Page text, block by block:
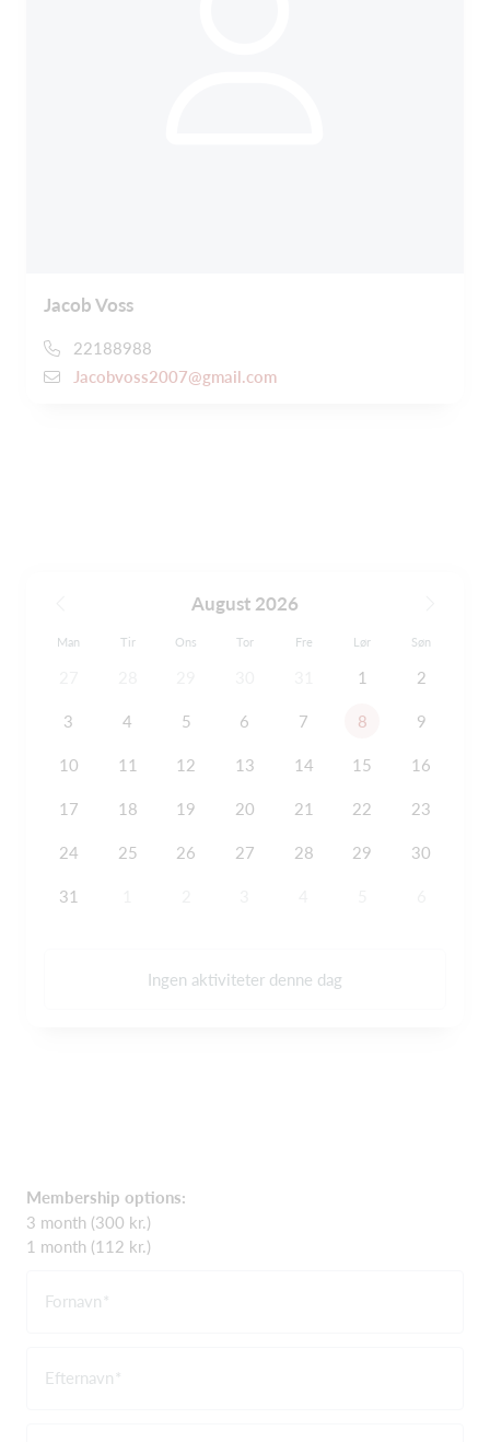
Jacob Voss
22188988
Jacobvoss2007@gmail.com
August 2026
Man Tir Ons Tor Fre Lør Søn
1 2
3 4 5 6 7 8 9
10 11 12 13 14 15 16
17 18 19 20 21 22 23
24 25 26 27 28 29 30
31
Ingen aktiviteter denne dag
Membership options:
3 month (300 kr.)
1 month (112 kr.)
Fornavn
Efternavn